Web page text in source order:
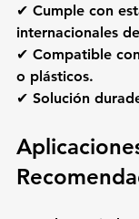
✔ Cumple con
internacionales
✔ Compatible
o plásticos.
✔ Solución